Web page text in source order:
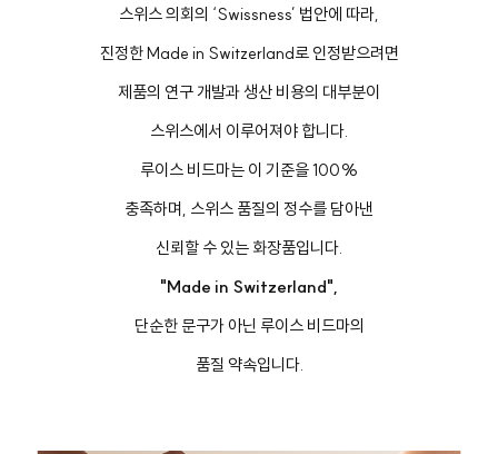
스위스 의회의 ‘Swissness’ 법안에 따라,
진정한 Made in Switzerland로 인정받으려면
제품의 연구 개발과 생산 비용의 대부분이
스위스에서 이루어져야 합니다.
루이스 비드마는 이 기준을 100%
충족하며, 스위스 품질의 정수를 담아낸
신뢰할 수 있는 화장품입니다.
"Made in Switzerland",
단순한 문구가 아닌 루이스 비드마의
품질 약속입니다.